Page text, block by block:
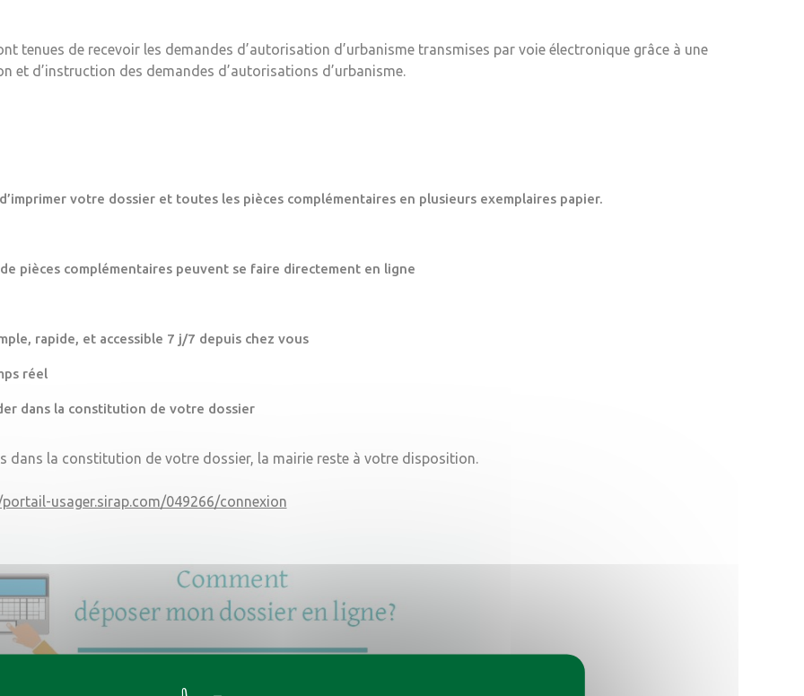
tenues de recevoir les demandes d’autorisation d’urbanisme transmises par voie électronique grâce à une
et d’instruction des demandes d’autorisations d’urbanisme.
votre dossier et toutes les pièces complémentaires en plusieurs exemplaires papier.
pièces complémentaires peuvent se faire directement en ligne
rapide, et accessible 7 j/7 depuis chez vous
réel
dans la constitution de votre dossier
dans la constitution de votre dossier, la mairie reste à votre disposition.
usager.sirap.com/049266/connexion